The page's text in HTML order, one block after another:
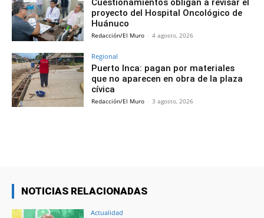
Cuestionamientos obligan a revisar el
proyecto del Hospital Oncológico de
Huánuco
Redacción/El Muro - 4 agosto, 2026
Regional
Puerto Inca: pagan por materiales
que no aparecen en obra de la plaza
cívica
Redacción/El Muro - 3 agosto, 2026
NOTICIAS RELACIONADAS
Actualidad